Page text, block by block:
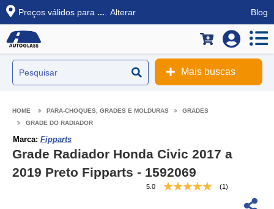
Preços válidos para ... Alterar Blog
Mais buscas
PARA-CHOQUES, GRADES E MOLDURAS
GRADES
GRADE DO RADIADOR
Marca: Fipparts
Grade Radiador Honda Civic 2017 a
2019 Preto Fipparts - 1592069
5.0 (1)